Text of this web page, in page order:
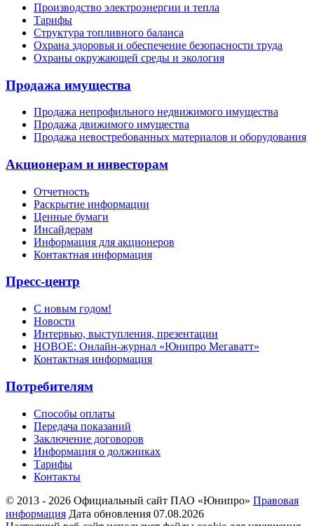
Производство электроэнергии и тепла
Тарифы
Структура топливного баланса
Охрана здоровья и обеспечение безопасности труда
Охраны окружающей среды и экология
Продажа имущества
Продажа непрофильного недвижимого имущества
Продажа движимого имущества
Продажа невостребованных материалов и оборудования
Акционерам и инвесторам
Отчетность
Раскрытие информации
Ценные бумаги
Инсайдерам
Информация для акционеров
Контактная информация
Пресс-центр
С новым годом!
Новости
Интервью, выступления, презентации
НОВОЕ: Онлайн-журнал «Юнипро Мегаватт»
Контактная информация
Потребителям
Способы оплаты
Передача показаний
Заключение договоров
Информация о должниках
Тарифы
Контакты
© 2013 - 2026 Официальный сайт ПАО «Юнипро» Правовая
информация Дата обновления 07.08.2026